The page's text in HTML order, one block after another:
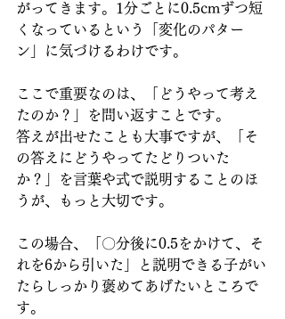
がってきます。1分ごとに0.5cmずつ短
くなっているという「変化のパター
ン」に気づけるわけです。
ここで重要なのは、「どうやって考え
たのか？」を問い返すことです。
答えが出せたことも大事ですが、「そ
の答えにどうやってたどりついた
か？」を言葉や式で説明することのほ
うが、もっと大切です。
この場合、「〇分後に0.5をかけて、そ
れを6から引いた」と説明できる子がい
たらしっかり褒めてあげたいところで
す。